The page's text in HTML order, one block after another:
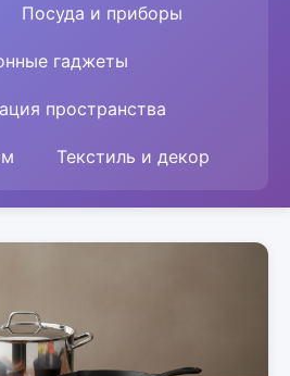
Посуда и приборы
гаджеты
пространства
Текстиль и декор